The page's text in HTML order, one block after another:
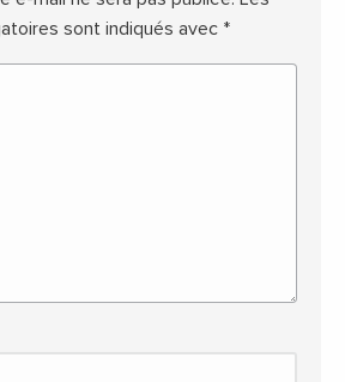
sont indiqués avec *